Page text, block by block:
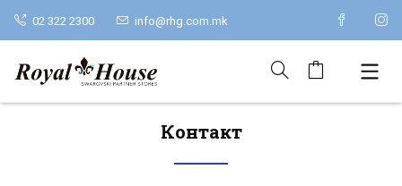
02 322 2300 info@rhg.com.mk
Контакт